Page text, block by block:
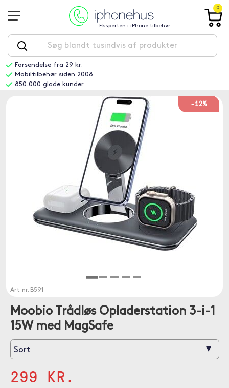
Eksperten i iPhone tilbehør
0
Forsendelse fra 29 kr.
Mobiltilbehør siden 2008
850.000 glade kunder
-12%
Art. nr. B591
Moobio Trådløs Opladerstation 3-i-1
15W med MagSafe
Sort ▾
299 KR.